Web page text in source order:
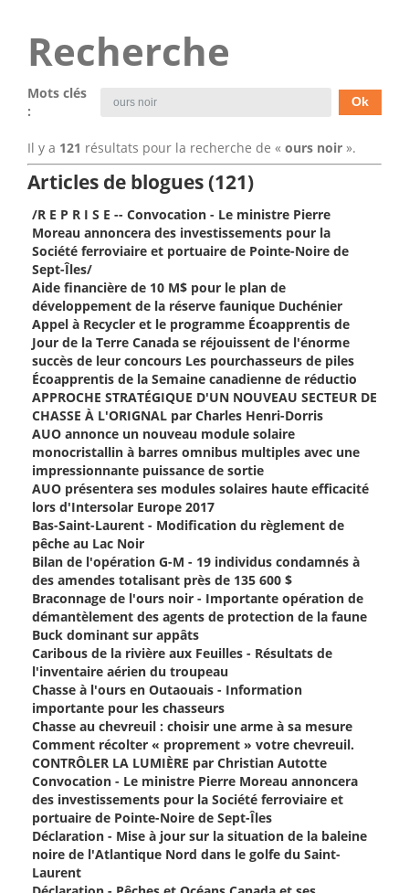
Recherche
Mots clés
:
Il y a 121 résultats pour la recherche de « ours noir ».
Articles de blogues (121)
/R E P R I S E -- Convocation - Le ministre Pierre
Moreau annoncera des investissements pour la
Société ferroviaire et portuaire de Pointe-Noire de
Sept-Îles/
Aide financière de 10 M$ pour le plan de
développement de la réserve faunique Duchénier
Appel à Recycler et le programme Écoapprentis de
Jour de la Terre Canada se réjouissent de l'énorme
succès de leur concours Les pourchasseurs de piles
Écoapprentis de la Semaine canadienne de réductio
APPROCHE STRATÉGIQUE D'UN NOUVEAU SECTEUR DE
CHASSE À L'ORIGNAL par Charles Henri-Dorris
AUO annonce un nouveau module solaire
monocristallin à barres omnibus multiples avec une
impressionnante puissance de sortie
AUO présentera ses modules solaires haute efficacité
lors d'Intersolar Europe 2017
Bas-Saint-Laurent - Modification du règlement de
pêche au Lac Noir
Bilan de l'opération G-M - 19 individus condamnés à
des amendes totalisant près de 135 600 $
Braconnage de l'ours noir - Importante opération de
démantèlement des agents de protection de la faune
Buck dominant sur appâts
Caribous de la rivière aux Feuilles - Résultats de
l'inventaire aérien du troupeau
Chasse à l'ours en Outaouais - Information
importante pour les chasseurs
Chasse au chevreuil : choisir une arme à sa mesure
Comment récolter « proprement » votre chevreuil.
CONTRÔLER LA LUMIÈRE par Christian Autotte
Convocation - Le ministre Pierre Moreau annoncera
des investissements pour la Société ferroviaire et
portuaire de Pointe-Noire de Sept-Îles
Déclaration - Mise à jour sur la situation de la baleine
noire de l'Atlantique Nord dans le golfe du Saint-
Laurent